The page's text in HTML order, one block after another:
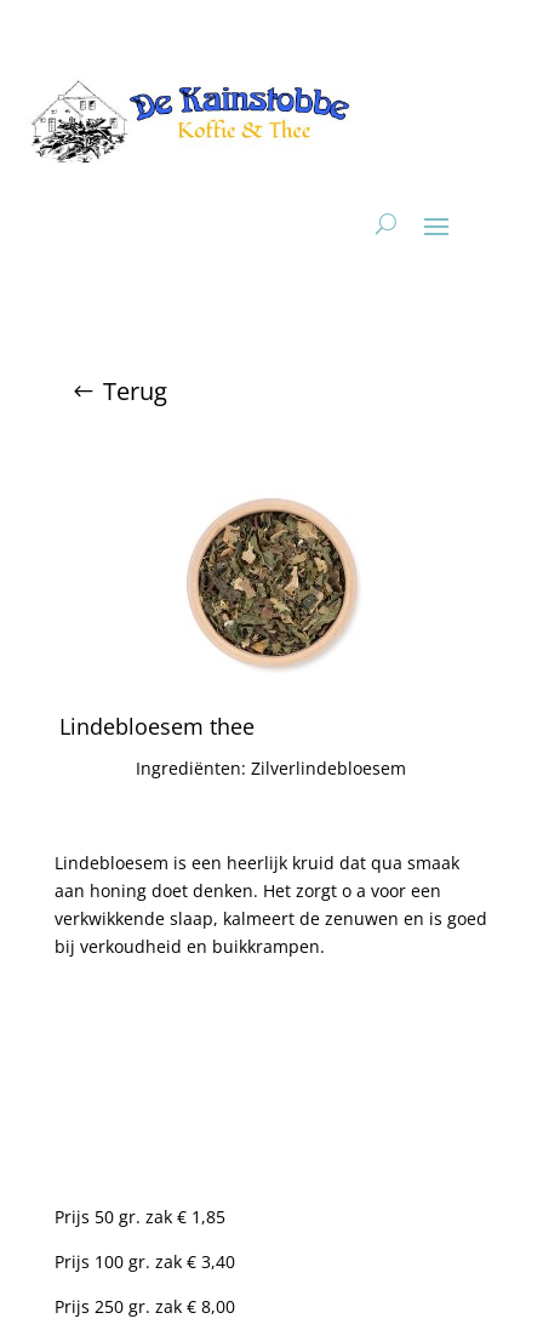
Terug
Lindebloesem thee
Ingrediënten: Zilverlindebloesem
Lindebloesem is een heerlijk kruid dat qua smaak
aan honing doet denken. Het zorgt o a voor een
verkwikkende slaap, kalmeert de zenuwen en is goed
bij verkoudheid en buikkrampen.
Prijs 50 gr. zak € 1,85
Prijs 100 gr. zak € 3,40
Prijs 250 gr. zak € 8,00